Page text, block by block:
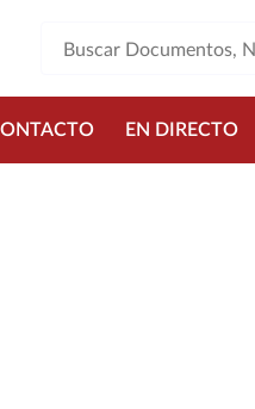
EN DIRECTO